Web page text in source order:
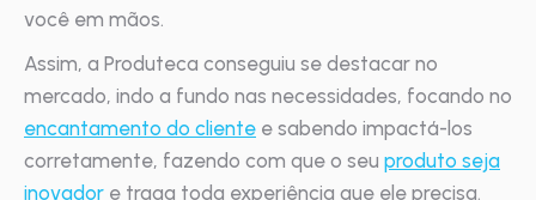
você em mãos.
Assim, a Produteca conseguiu se destacar no
mercado, indo a fundo nas necessidades, focando no
encantamento do cliente e sabendo impactá-los
corretamente, fazendo com que o seu produto seja
inovador e traga toda experiência que ele precisa.